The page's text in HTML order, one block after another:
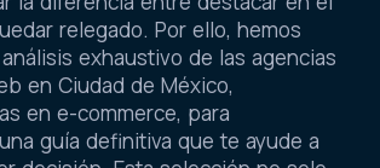
relegado. Por ello, hemos
exhaustivo de las agencias
en Ciudad de México,
en e-commerce, para
guía definitiva que te ayude a